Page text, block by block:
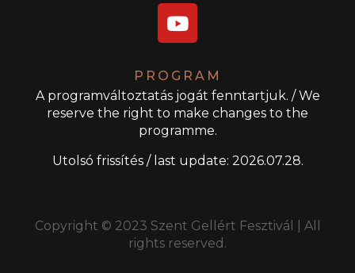
PROGRAM
A programváltoztatás jogát fenntartjuk. / We
reserve the right to make changes to the
programme.
Utolsó frissítés / last update: 2026.07.28.
Copyright © 2023 Szent Gellért Fesztivál | All
rights reserved.